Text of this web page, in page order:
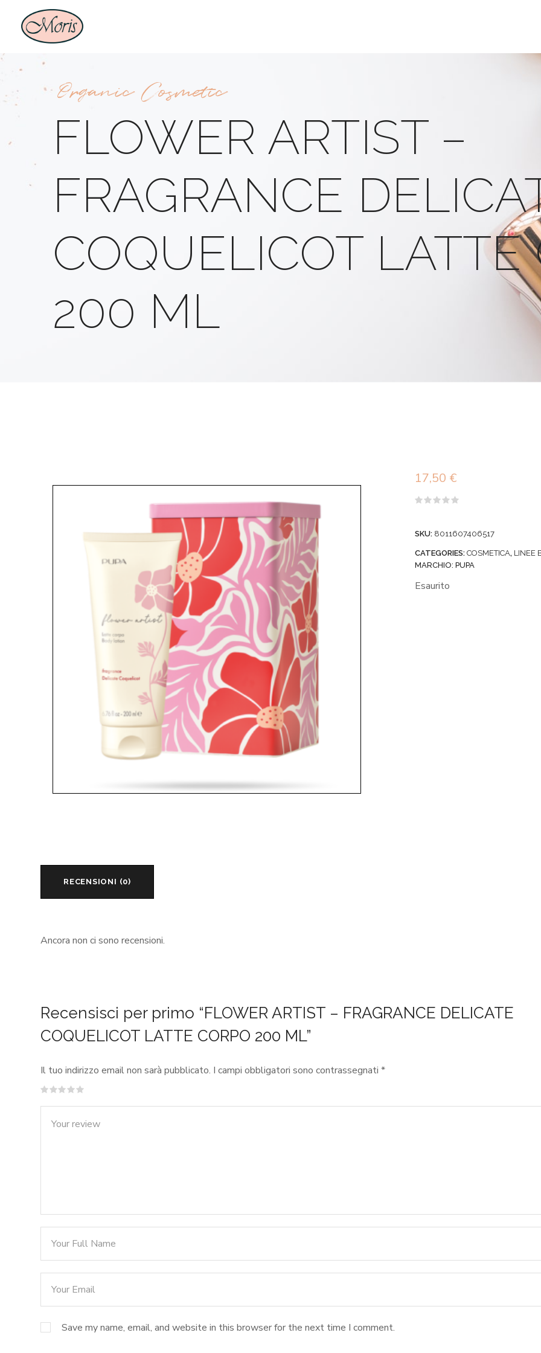
Organic Cosmetic
FLOWER ARTIST –
FRAGRANCE
COQUELICOT LATTE
200 ML
17,50 €
5
SKU: 8011607406517
CATEGORIES: COSMETICA, LINEE
MARCHIO: PUPA
Esaurito
RECENSIONI (0)
Ancora non ci sono recensioni.
Recensisci per primo “FLOWER ARTIST – FRAGRANCE DELICATE
COQUELICOT LATTE CORPO 200 ML”
Il tuo indirizzo email non sarà pubblicato. I campi obbligatori sono contrassegnati *
Save my name, email, and website in this browser for the next time I comment.